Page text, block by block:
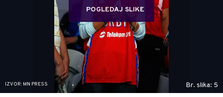
POGLEDAJ SLIKE
IZVOR: MN PRESS Br. slika: 5